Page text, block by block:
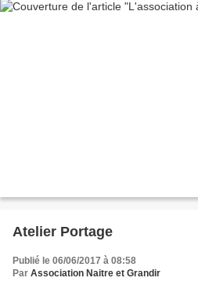
Atelier Portage
Publié le 06/06/2017 à 08:58
Par Association Naitre et Grandir